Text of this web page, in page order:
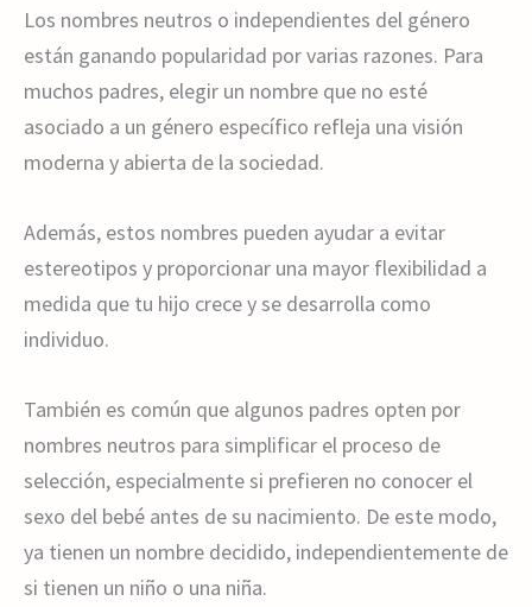
Los nombres neutros o independientes del género
están ganando popularidad por varias razones. Para
muchos padres, elegir un nombre que no esté
asociado a un género específico refleja una visión
moderna y abierta de la sociedad.
Además, estos nombres pueden ayudar a evitar
estereotipos y proporcionar una mayor flexibilidad a
medida que tu hijo crece y se desarrolla como
individuo.
También es común que algunos padres opten por
nombres neutros para simplificar el proceso de
selección, especialmente si prefieren no conocer el
sexo del bebé antes de su nacimiento. De este modo,
ya tienen un nombre decidido, independientemente de
si tienen un niño o una niña.